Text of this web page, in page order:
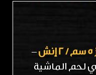
–
الماشية